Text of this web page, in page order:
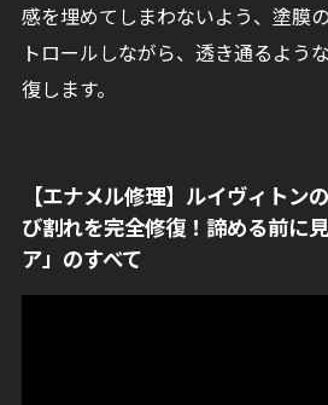
感を埋めてしまわないよう、塗膜
トロールしながら、透き通るよう
復します。
【エナメル修理】ルイヴィトン
び割れを完全修復！諦める前に
ア」のすべて